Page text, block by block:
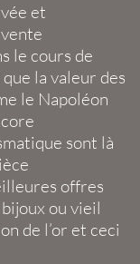
et
le cours de
la valeur des
le Napoléon
sont là
offres
bijoux ou vieil
de l’or et ceci